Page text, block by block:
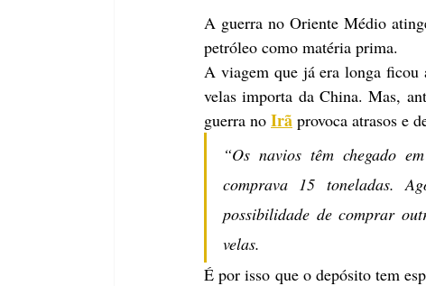
A guerra no Oriente Médio
petróleo como matéria prima.
A viagem que já era longa ficou
velas importa da China. Mas,
guerra no Irã provoca atrasos e
“Os navios têm chegado
comprava 15 toneladas.
possibilidade de comprar
velas.
É por isso que o depósito tem